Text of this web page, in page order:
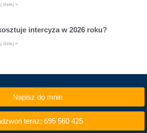
dalej »
intercyza w 2026 roku?
dalej »
i.klisz@kancelaria-klisz.pl
Napisz do mnie
teraz: 695 560 425